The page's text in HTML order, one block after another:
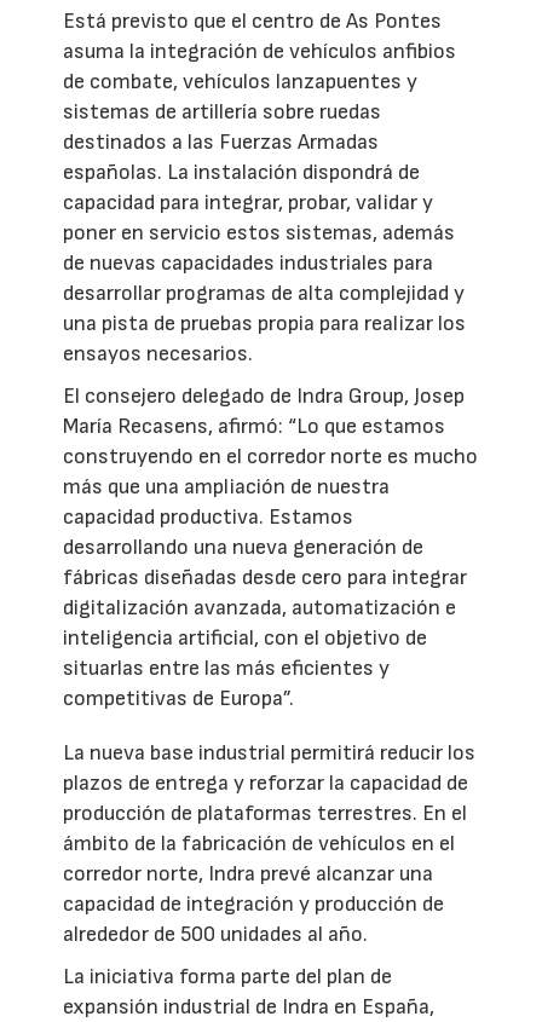
Está previsto que el centro de As Pontes
asuma la integración de vehículos anfibios
de combate, vehículos lanzapuentes y
sistemas de artillería sobre ruedas
destinados a las Fuerzas Armadas
españolas. La instalación dispondrá de
capacidad para integrar, probar, validar y
poner en servicio estos sistemas, además
de nuevas capacidades industriales para
desarrollar programas de alta complejidad y
una pista de pruebas propia para realizar los
ensayos necesarios.
El consejero delegado de Indra Group, Josep
María Recasens, afirmó: “Lo que estamos
construyendo en el corredor norte es mucho
más que una ampliación de nuestra
capacidad productiva. Estamos
desarrollando una nueva generación de
fábricas diseñadas desde cero para integrar
digitalización avanzada, automatización e
inteligencia artificial, con el objetivo de
situarlas entre las más eficientes y
competitivas de Europa”.
La nueva base industrial permitirá reducir los
plazos de entrega y reforzar la capacidad de
producción de plataformas terrestres. En el
ámbito de la fabricación de vehículos en el
corredor norte, Indra prevé alcanzar una
capacidad de integración y producción de
alrededor de 500 unidades al año.
La iniciativa forma parte del plan de
expansión industrial de Indra en España,